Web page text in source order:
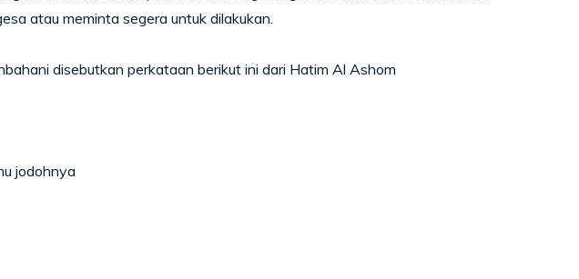
atau meminta segera untuk dilakukan.
disebutkan perkataan berikut ini dari Hatim Al Ashom
jodohnya